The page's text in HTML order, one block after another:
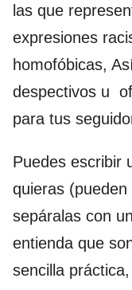
las que
expresiones
homofóbicas,
despectivos u
para tus
Puedes escribir
quieras
sepáralas con
entienda que
sencilla